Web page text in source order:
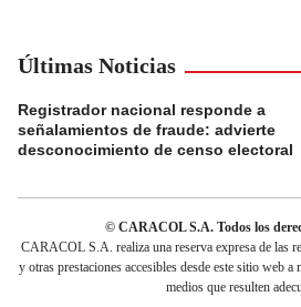
Últimas Noticias
Registrador nacional responde a
señalamientos de fraude: advierte
desconocimiento de censo electoral
© CARACOL S.A. Todos los
CARACOL S.A. realiza una reserva expresa de las
y otras prestaciones accesibles desde este sitio web a
medios que resulten